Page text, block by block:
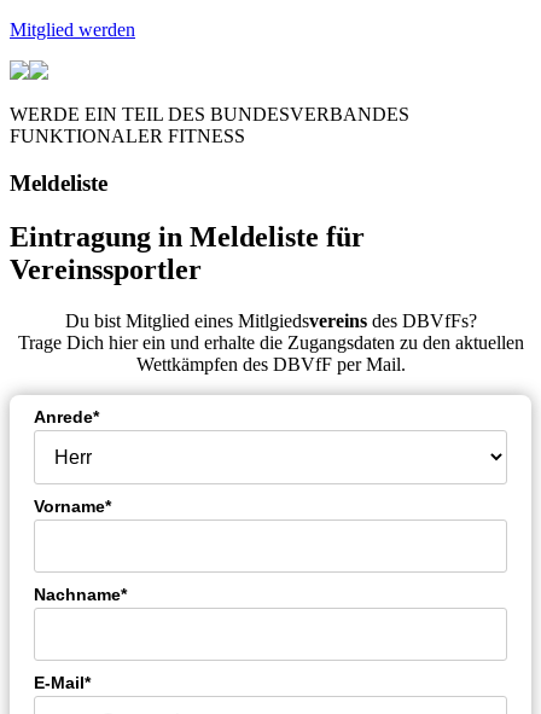
Mitglied werden
WERDE EIN TEIL DES BUNDESVERBANDES
FUNKTIONALER FITNESS
Meldeliste
Eintragung in Meldeliste für
Vereinssportler
Du bist Mitglied eines Mitlgiedsvereinsdes DBVfFs?
Trage Dich hier ein und erhalte die Zugangsdaten zu den aktuellen
Wettkämpfen des DBVfF per Mail.
Anrede*
Vorname*
Nachname*
E-Mail*